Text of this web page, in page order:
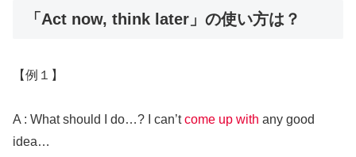
「Act now, think later」の使い方は？
【例１】
A : What should I do…? I can’tcome up with any good
idea…